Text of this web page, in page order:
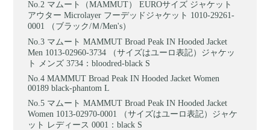
マムート（MAMMUT） EUROサイズ ジャケット
アウター Microlayer フーデッドジャケット 1010-29261-
0001 （ブラック/Ｍ/Men's）
マムート MAMMUT Broad Peak IN Hooded Jacket
Men 1013-02960-3734 （サイズはユーロ表記）ジャケッ
ト メンズ 3734：bloodred-black S
MAMMUT Broad Peak IN Hooded Jacket Women
00189 black-phantom L
マムート MAMMUT Broad Peak IN Hooded Jacket
Women 1013-02970-0001 （サイズはユーロ表記）ジャケ
ット レディース 0001：black S